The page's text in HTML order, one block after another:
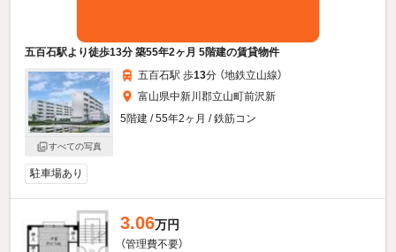
五百石駅より徒歩13分 築55年2ヶ月 5階建の賃貸物件
すべての写真
五百石駅 歩13分 （地鉄立山線）
富山県中新川郡立山町前沢新
5階建 / 55年2ヶ月 / 鉄筋コン
駐車場あり
3.06万円
（管理費不要）